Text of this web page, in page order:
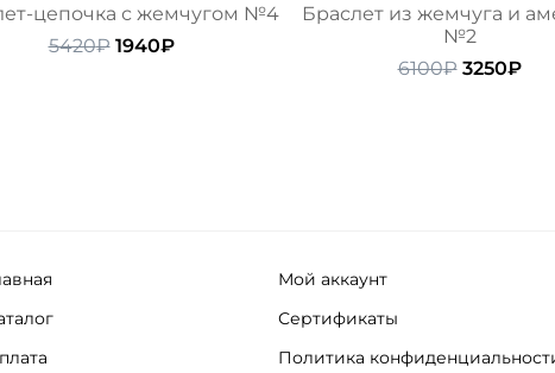
цепочка с жемчугом №4
5420₽ Первоначальная
1940₽Текущая
Браслет из жемчуга и
№2
6100₽ 3250₽
Мой аккаунт
Сертификаты
Политика